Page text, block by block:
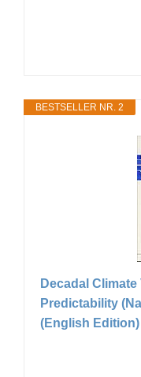
BESTSELLER NR. 2
Decadal
Predictability
(English Edition)